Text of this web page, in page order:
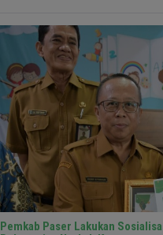
Pemkab Paser Lakukan